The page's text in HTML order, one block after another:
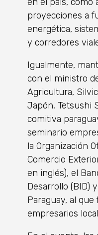
proyecciones a
energética,
y corredores
Igualmente,
con el ministro
Agricultura,
Japón, Tetsushi
comitiva
seminario
la Organización
Comercio
en inglés), el
Desarrollo (BID)
Paraguay, al
empresarios